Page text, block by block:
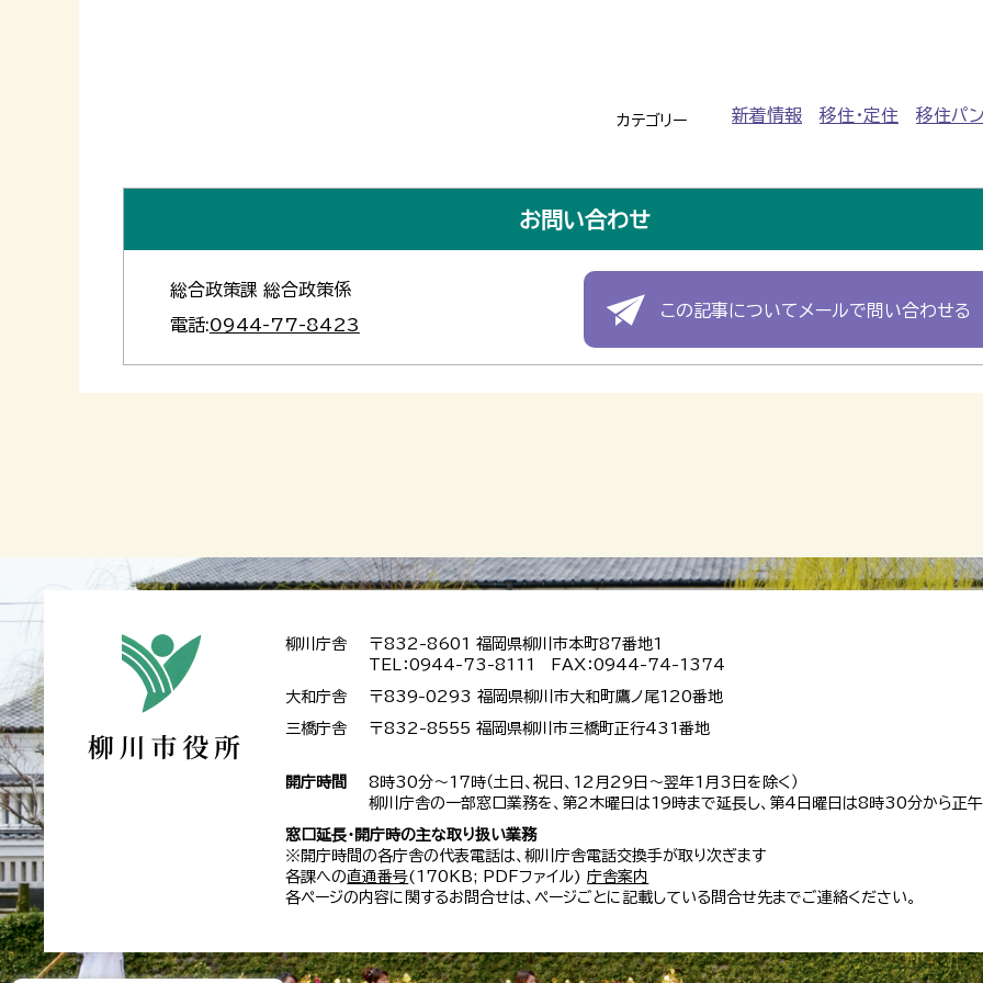
カテゴリー 新着情報 移住・定住 移住パ
お問い合わせ
総合政策課 総合政策係
電話:0944-77-8423
この記事についてメールで問い合わせる
柳川庁舎
〒832-8601 福岡県柳川市本町87番地1
TEL：0944-73-8111 FAX：0944-74-1374
大和庁舎 〒839-0293 福岡県柳川市大和町鷹ノ尾120番地
三橋庁舎 〒832-8555 福岡県柳川市三橋町正行431番地
開庁時間
8時30分～17時（土日、祝日、12月29日～翌年1月3日を除く）
柳川庁舎の一部窓口業務を、第2木曜日は19時まで延長し、第4日曜日は8時30分から正午
窓口延長・開庁時の主な取り扱い業務
※開庁時間の各庁舎の代表電話は、柳川庁舎電話交換手が取り次ぎます
各課への直通番号(170KB; PDFファイル)庁舎案内
各ページの内容に関するお問合せは、ページごとに記載している問合せ先までご連絡ください。